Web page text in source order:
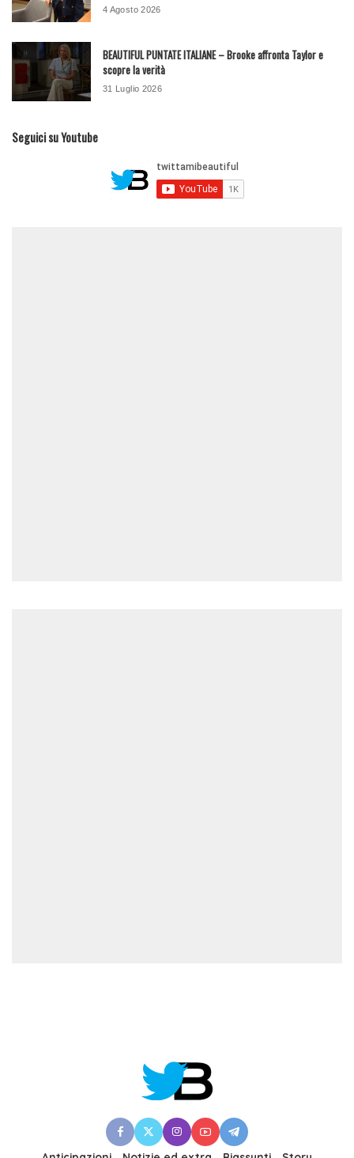
4 Agosto 2026
BEAUTIFUL PUNTATE ITALIANE – Brooke affronta Taylor e
scopre la verità
31 Luglio 2026
Seguici su Youtube